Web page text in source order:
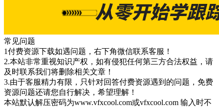
常见问题
1付费资源下载如遇问题，右下角微信联系客服！
2.本站非常重视知识产权，如有侵犯任何第三方合法权益，请
及时联系我们将删除相关文章！
3.由于客服精力有限，只针对回答付费资源遇到的问题，免费
资源问题还请您自行解决，希望理解！
本站默认解压密码为www.vfxcool.com或vfxcool.com 输入时不